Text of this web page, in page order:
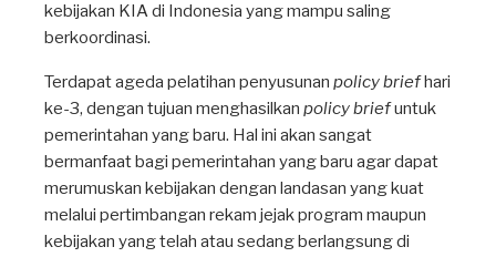
kebijakan KIA di Indonesia yang mampu saling
berkoordinasi.
Terdapat ageda pelatihan penyusunan policy briefhari
ke-3, dengan tujuan menghasilkan policy briefuntuk
pemerintahan yang baru. Hal ini akan sangat
bermanfaat bagi pemerintahan yang baru agar dapat
merumuskan kebijakan dengan landasan yang kuat
melalui pertimbangan rekam jejak program maupun
kebijakan yang telah atau sedang berlangsung di